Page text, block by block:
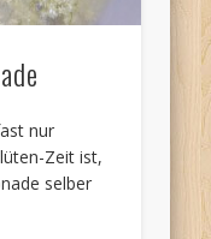
nur
Zeit ist,
selber